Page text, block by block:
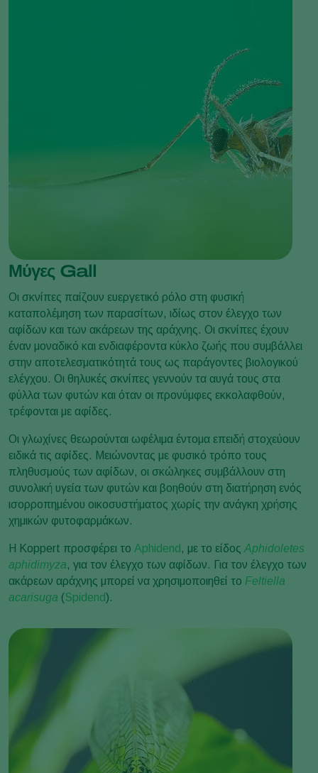
Μύγες Gall
Οι σκνίπες παίζουν ευεργετικό ρόλο στη φυσική
καταπολέμηση των παρασίτων, ιδίως στον έλεγχο των
αφίδων και των ακάρεων της αράχνης. Οι σκνίπες έχουν
έναν μοναδικό και ενδιαφέροντα κύκλο ζωής που συμβάλλει
στην αποτελεσματικότητά τους ως παράγοντες βιολογικού
ελέγχου. Οι θηλυκές σκνίπες γεννούν τα αυγά τους στα
φύλλα των φυτών και όταν οι προνύμφες εκκολαφθούν,
τρέφονται με αφίδες.
Οι γλωχίνες θεωρούνται ωφέλιμα έντομα επειδή στοχεύουν
ειδικά τις αφίδες. Μειώνοντας με φυσικό τρόπο τους
πληθυσμούς των αφίδων, οι σκώληκες συμβάλλουν στη
συνολική υγεία των φυτών και βοηθούν στη διατήρηση ενός
ισορροπημένου οικοσυστήματος χωρίς την ανάγκη χρήσης
χημικών φυτοφαρμάκων.
Η Koppert προσφέρει το Aphidend , με το είδος Aphidoletes
aphidimyza, για τον έλεγχο των αφίδων. Για τον έλεγχο των
ακάρεων αράχνης μπορεί να χρησιμοποιηθεί το Feltiella
acarisuga (Spidend).